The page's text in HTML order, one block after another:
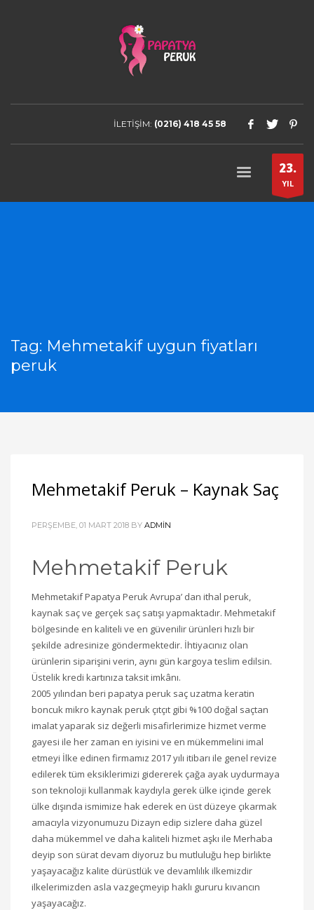
İLETİŞİM: (0216) 418 45 58
23.
YIL
Tag: Mehmetakif uygun fiyatları
peruk
Mehmetakif Peruk – Kaynak Saç
PERŞEMBE, 01 MART 2018 BY ADMIN
Mehmetakif Peruk
Mehmetakif Papatya Peruk Avrupa’ dan ithal peruk,
kaynak saç ve gerçek saç satışı yapmaktadır. Mehmetakif
bölgesinde en kaliteli ve en güvenilir ürünleri hızlı bir
şekilde adresinize göndermektedir. İhtiyacınız olan
ürünlerin siparişini verin, aynı gün kargoya teslim edilsin.
Üstelik kredi kartınıza taksit imkânı.
2005 yılından beri papatya peruk saç uzatma keratin
boncuk mikro kaynak peruk çıtçıt gibi %100 doğal saçtan
imalat yaparak siz değerli misafirlerimize hizmet verme
gayesi ile her zaman en iyisini ve en mükemmelini imal
etmeyi İlke edinen firmamız 2017 yılı itibarı ile genel revize
edilerek tüm eksiklerimizi gidererek çağa ayak uydurmaya
son teknoloji kullanmak kaydıyla gerek ülke içinde gerek
ülke dışında ismimize hak ederek en üst düzeye çıkarmak
amacıyla vizyonumuzu Dizayn edip sizlere daha güzel
daha mükemmel ve daha kaliteli hizmet aşkı ile Merhaba
deyip son sürat devam diyoruz bu mutluluğu hep birlikte
yaşayacağız kalite dürüstlük ve devamlılık ilkemizdir
ilkelerimizden asla vazgeçmeyip haklı gururu kıvancın
yaşayacağız.